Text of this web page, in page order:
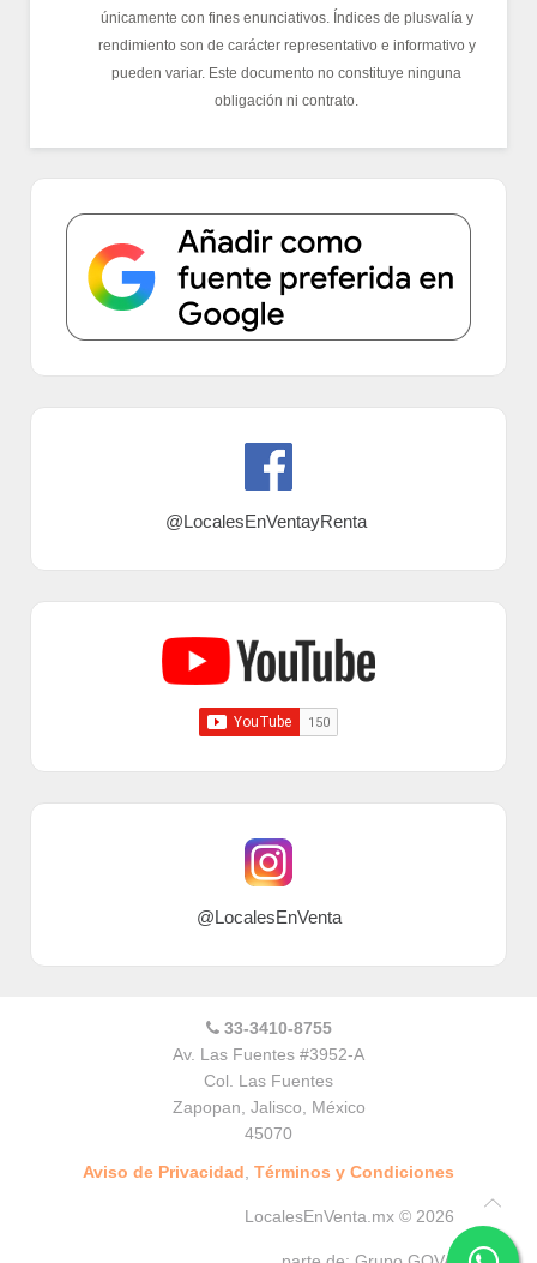
únicamente con fines enunciativos. Índices de plusvalía y
rendimiento son de carácter representativo e informativo y
pueden variar. Este documento no constituye ninguna
obligación ni contrato.
@LocalesEnVentayRenta
@LocalesEnVenta
33-3410-8755
Av. Las Fuentes #3952-A
Col. Las Fuentes
Zapopan Jalisco
México
45070
Aviso de Privacidad Términos y Condiciones
LocalesEnVenta.mx © 2026